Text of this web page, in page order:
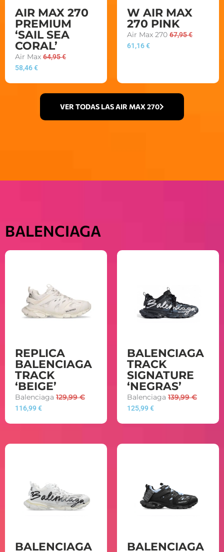
AIR MAX 270
PREMIUM
‘SAIL SEA
CORAL’
Air Max 64,95€
58,46€
W AIR MAX
270 PINK
Air Max 270 67,95€
61,16€
VER TODAS LAS AIR MAX 270
BALENCIAGA
REPLICA
BALENCIAGA
TRACK
‘BEIGE’
Balenciaga 129,99€
116,99€
BALENCIAGA
TRACK
SIGNATURE
‘NEGRAS’
Balenciaga 139,99€
125,99€
BALENCIAGA BALENCIAGA